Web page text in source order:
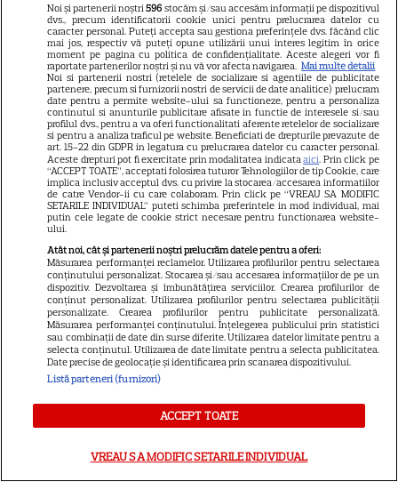
14
care a realizat documentarul
despre viața sa. Filmul are 232
de minute
3
VEDETE STRĂINE
Marvel are un nou Black
Panther. David Jonsson preia
moștenirea lui Chadwick
Boseman
7
VEDETE STRĂINE
Ryan Gosling este noul Ghost
Rider din Universul Marvel.
Anunțul făcut la Comic-Con i-
a entuziasmat pe fani
Meryl Streep, gest
Hathaway și Emily Blunt la
Noi și partenerii noștri596 stocăm și/sau accesăm informații pe dispozitivul
dvs., precum identificatorii cookie unici pentru prelucrarea datelor cu
caracter personal. Puteți accepta sau gestiona preferințele dvs. făcând clic
mai jos, respectiv vă puteți opune utilizării unui interes legitim în orice
moment pe pagina cu politica de confidențialitate. Aceste alegeri vor fi
raportate partenerilor noștri și nu vă vor afecta navigarea. Mai multe detalii
Noi si partenerii nostri (retelele de socializare si agentiile de publicitate
partenere, precum si furnizorii nostri de servicii de date analitice) prelucram
date pentru a permite website-ului sa functioneze, pentru a personaliza
continutul si anunturile publicitare afisate in functie de interesele si/sau
profilul dvs., pentru a va oferi functionalitati aferente retelelor de socializare
si pentru a analiza traficul pe website. Beneficiati de drepturile prevazute de
art. 15-22 din GDPR in legatura cu prelucrarea datelor cu caracter personal.
Aceste drepturi pot fi exercitate prin modalitatea indicataaici. Prin click pe
“ACCEPT TOATE”, acceptati folosirea tuturor Tehnologiilor de tip Cookie, care
implica inclusiv acceptul dvs. cu privire la stocarea/accesarea informatiilor
de catre Vendor-ii cu care colaboram. Prin click pe “VREAU SA MODIFIC
SETARILE INDIVIDUAL” puteti schimba preferintele in mod individual, mai
putin cele legate de cookie strict necesare pentru functionarea website-
ului.
Atât noi, cât și partenerii noștri prelucrăm datele pentru a oferi:
Măsurarea performanței reclamelor. Utilizarea profilurilor pentru selectarea
conținutului personalizat. Stocarea și/sau accesarea informațiilor de pe un
dispozitiv. Dezvoltarea și îmbunătățirea serviciilor. Crearea profilurilor de
conținut personalizat. Utilizarea profilurilor pentru selectarea publicității
personalizate. Crearea profilurilor pentru publicitate personalizată.
Măsurarea performanței conținutului. Înțelegerea publicului prin statistici
sau combinații de date din surse diferite. Utilizarea datelor limitate pentru a
selecta conținutul. Utilizarea de date limitate pentru a selecta publicitatea.
Date precise de geolocație și identificarea prin scanarea dispozitivului.
Listă parteneri (furnizori)
ACCEPT TOATE
VREAU SA MODIFIC SETARILE INDIVIDUAL